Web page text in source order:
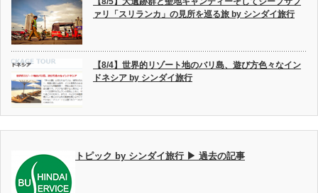
ァリ「スリランカ」の見所を巡る旅 by シンダイ旅行
【8/4】世界的リゾート地のバリ島、遊び方色々なイン
ドネシア by シンダイ旅行
トピック by シンダイ旅行 ▶ 過去の記事